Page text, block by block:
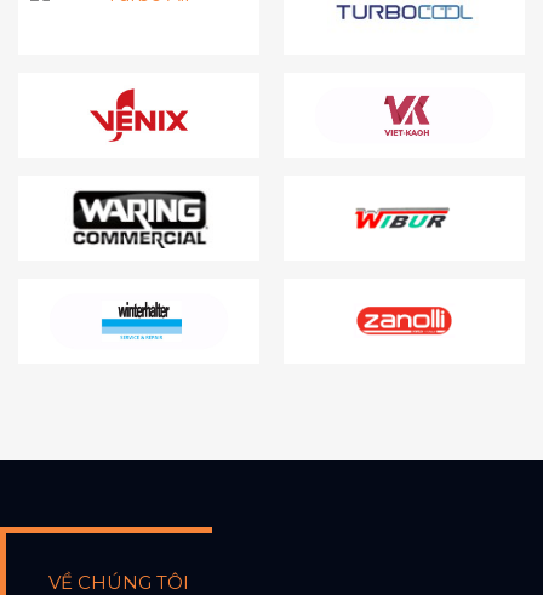
VỀ CHÚNG TÔI